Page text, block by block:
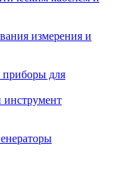
измерения и
для